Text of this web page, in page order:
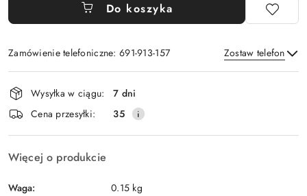
Do koszyka
Zamówienie telefoniczne: 691-913-157 Zostaw telefon
Wyślij
Dostępność
i
dostawa
Wysyłka w ciągu:
7 dni
Cena przesyłki:
35
Więcej o produkcie
Waga: 0.15 kg